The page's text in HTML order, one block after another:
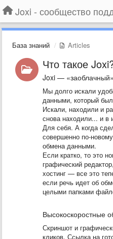
База знаний Articles
Что такое
Joxi —
Мы долго искали
данными, который
Искали, находили и
снова находили... и в
Для себя. А когда
совершенно по-
обмена данными.
Если кратко, то это
графический
хостинг — все это
если речь идет об
целыми папками
Высокоскоростные
Скриншот и
кликов. Ссылка на